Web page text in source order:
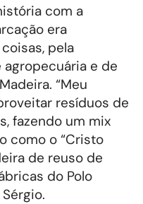
com a
era
pela
e de
“Meu
resíduos de
fazendo um mix
como o “Cristo
de reuso de
do Polo